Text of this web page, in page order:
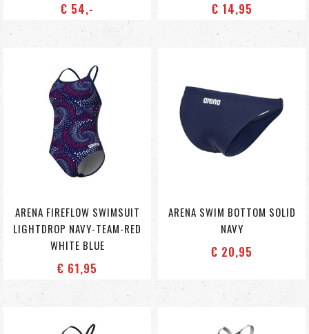
€ 54,- € 14,95
ARENA FIREFLOW SWIMSUIT
LIGHTDROP NAVY-TEAM-RED
WHITE BLUE
€ 61,95
ARENA SWIM BOTTOM SOLID
NAVY
€ 20,95